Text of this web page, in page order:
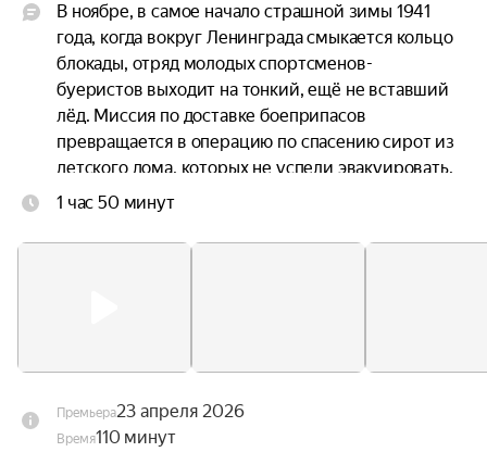
В ноябре, в самое начало страшной зимы 1941
года, когда вокруг Ленинграда смыкается кольцо
блокады, отряд молодых спортсменов-
буеристов выходит на тонкий, ещё не вставший
лёд. Миссия по доставке боеприпасов
превращается в операцию по спасению сирот из
детского дома, которых не успели эвакуировать.
Бывшие соперники в спорте по регатам теперь
команду, чтобы выжить самим и подарить
1 час 50 минут
Премьера23 апреля 2026
Время110 минут